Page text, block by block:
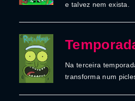
e talvez nem exista.
Na terceira
transforma num